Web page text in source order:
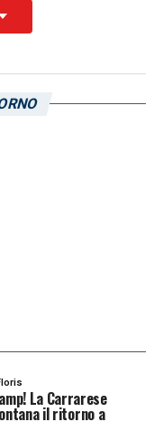
La Carrarese
il ritorno a